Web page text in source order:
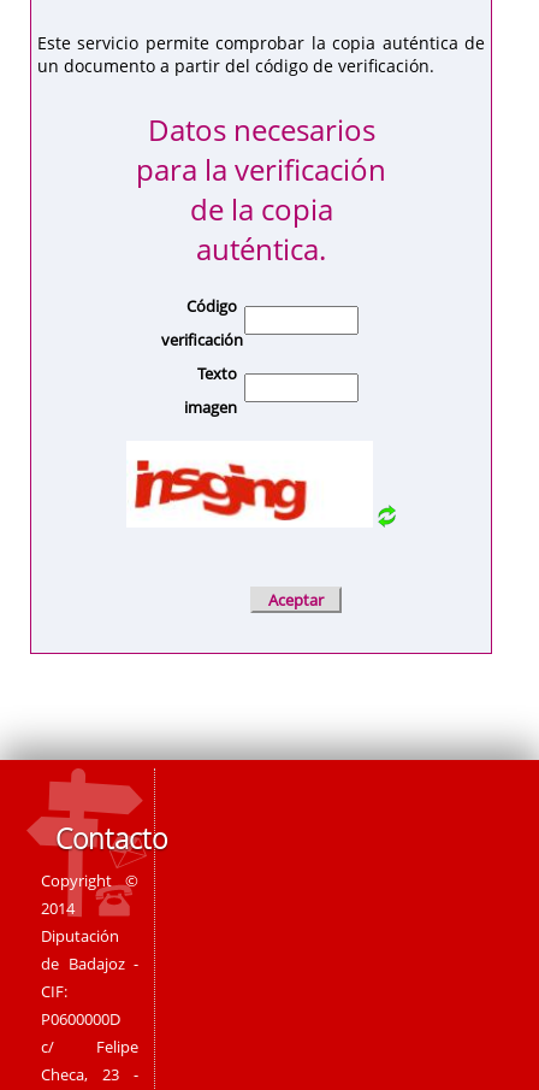
Este servicio permite comprobar la copia auténtica de
un documento a partir del código de verificación.
Datos necesarios
para la verificación
de la copia
auténtica.
Código
verificación
Texto
imagen
Contacto
Copyright ©
2014
Diputación
de Badajoz -
CIF:
P0600000D
c/ Felipe
Checa, 23 -